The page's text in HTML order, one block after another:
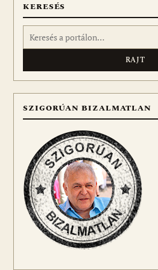
KERESÉS
Keresés:
SZIGORÚAN BIZALMATLAN